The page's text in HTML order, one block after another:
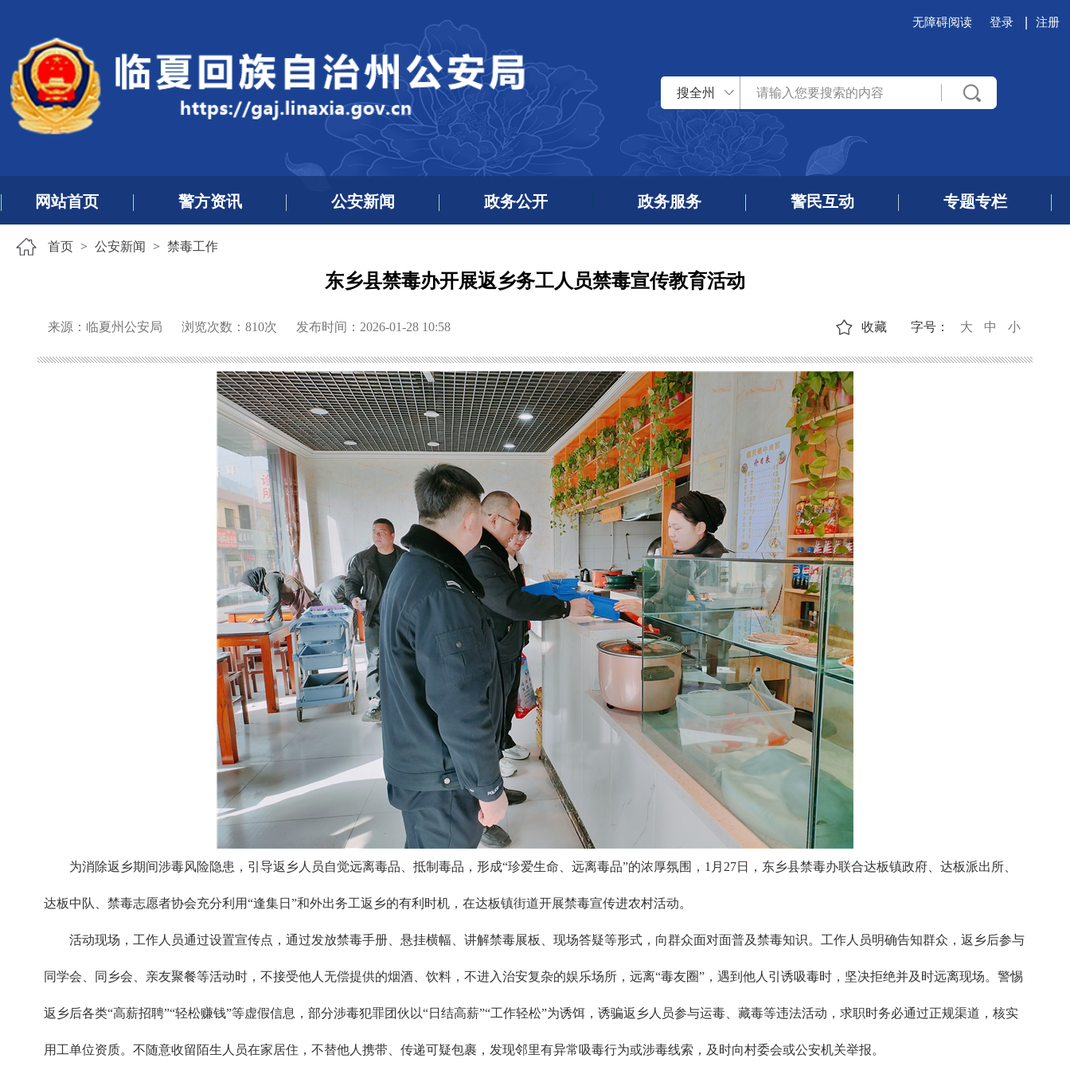
无障碍阅读 登录 注册
搜全州
网站首页 警方资讯 公安新闻 政务公开 政务服务 警民互动 专题专栏
首页 > 公安新闻 > 禁毒工作
东乡县禁毒办开展返乡务工人员禁毒宣传教育活动
来源：临夏州公安局 浏览次数： 810次 发布时间：2026-01-28 10:58 字号： 大 中 小
收藏
为消除返乡期间涉毒风险隐患，引导返乡人员自觉远离毒品、抵制毒品，形成“珍爱生命、远离毒品”的浓厚氛围，1月27日，东乡县禁毒办联合达板镇政府、达板派出所、
达板中队、禁毒志愿者协会充分利用“逢集日”和外出务工返乡的有利时机，在达板镇街道开展禁毒宣传进农村活动。
活动现场，工作人员通过设置宣传点，通过发放禁毒手册、悬挂横幅、讲解禁毒展板、现场答疑等形式，向群众面对面普及禁毒知识。工作人员明确告知群众，返乡后参与
同学会、同乡会、亲友聚餐等活动时，不接受他人无偿提供的烟酒、饮料，不进入治安复杂的娱乐场所，远离“毒友圈”，遇到他人引诱吸毒时，坚决拒绝并及时远离现场。警惕
返乡后各类“高薪招聘”“轻松赚钱”等虚假信息，部分涉毒犯罪团伙以“日结高薪”“工作轻松”为诱饵，诱骗返乡人员参与运毒、藏毒等违法活动，求职时务必通过正规渠道，核实
用工单位资质。不随意收留陌生人员在家居住，不替他人携带、传递可疑包裹，发现邻里有异常吸毒行为或涉毒线索，及时向村委会或公安机关举报。